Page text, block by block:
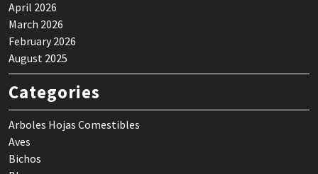
April 2026
March 2026
February 2026
August 2025
Categories
Arboles Hojas Comestibles
Aves
Bichos